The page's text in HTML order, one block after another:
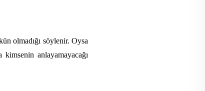
olmadığı söylenir. Oysa
anlayamayacağı